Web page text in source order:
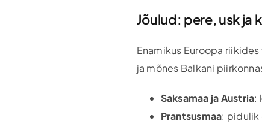
Jõulud: pere, usk ja
Enamikus Euroopa
ja mõnes Balkani
Saksamaa ja Austria:
Prantsusmaa: pidulik